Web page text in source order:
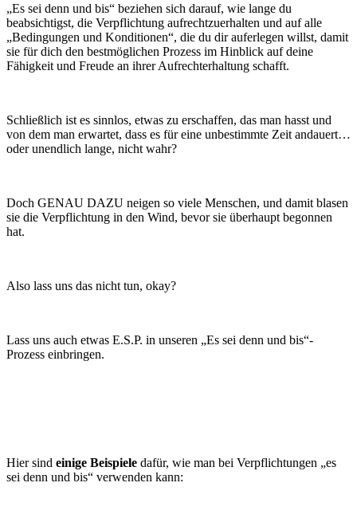
„Es sei denn und bis“ beziehen sich darauf, wie lange du
beabsichtigst, die Verpflichtung aufrechtzuerhalten und auf alle
„Bedingungen und Konditionen“, die du dir auferlegen willst, damit
sie für dich den bestmöglichen Prozess im Hinblick auf deine
Fähigkeit und Freude an ihrer Aufrechterhaltung schafft.
Schließlich ist es sinnlos, etwas zu erschaffen, das man hasst und
von dem man erwartet, dass es für eine unbestimmte Zeit andauert…
oder unendlich lange, nicht wahr?
Doch GENAU DAZU neigen so viele Menschen, und damit blasen
sie die Verpflichtung in den Wind, bevor sie überhaupt begonnen
hat.
Also lass uns das nicht tun, okay?
Lass uns auch etwas E.S.P. in unseren „Es sei denn und bis“-
Prozess einbringen.
Hier sind einige Beispiele dafür, wie man bei Verpflichtungen „es
sei denn und bis“ verwenden kann: